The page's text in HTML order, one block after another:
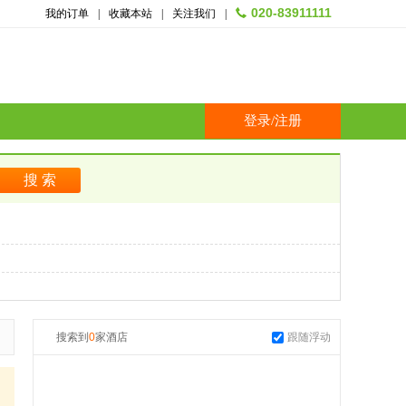
我的订单 收藏本站 关注我们 020-83911111
登录/注册
搜索到 0家酒店 跟随浮动